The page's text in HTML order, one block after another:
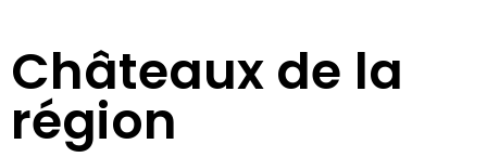
Châteaux de la
région